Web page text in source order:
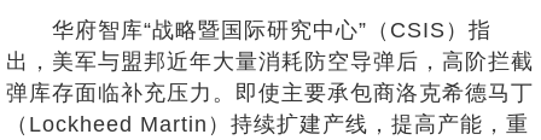
华府智库“战略暨国际研究中心”（CSIS）指
出，美军与盟邦近年大量消耗防空导弹后，高阶拦截
弹库存面临补充压力。即使主要承包商洛克希德马丁
（Lockheed Martin）持续扩建产线，提高产能，重